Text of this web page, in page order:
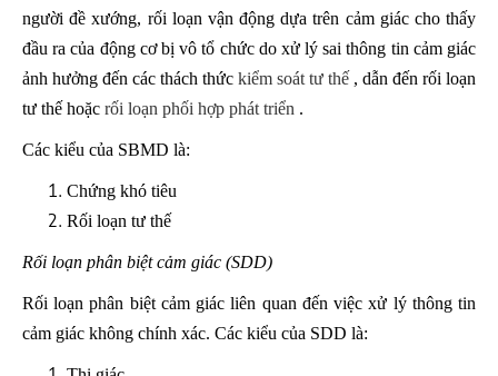
người đề xướng, rối loạn vận động dựa trên cảm giác cho thấy
đầu ra của động cơ bị vô tổ chức do xử lý sai thông tin cảm giác
ảnh hưởng đến các thách thức kiểm soát tư thế , dẫn đến rối loạn
tư thế hoặc rối loạn phối hợp phát triển .
Các kiểu của SBMD là:
Chứng khó tiêu
Rối loạn tư thế
Rối loạn phân biệt cảm giác (SDD)
Rối loạn phân biệt cảm giác liên quan đến việc xử lý thông tin
cảm giác không chính xác. Các kiểu của SDD là: